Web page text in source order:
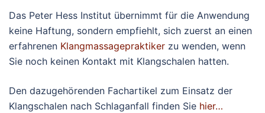
Das Peter Hess Institut übernimmt für die Anwendung
keine Haftung, sondern empfiehlt, sich zuerst an einen
erfahrenen Klangmassagepraktiker zu wenden, wenn
Sie noch keinen Kontakt mit Klangschalen hatten.
Den dazugehörenden Fachartikel zum Einsatz der
Klangschalen nach Schlaganfall finden Sie hier…